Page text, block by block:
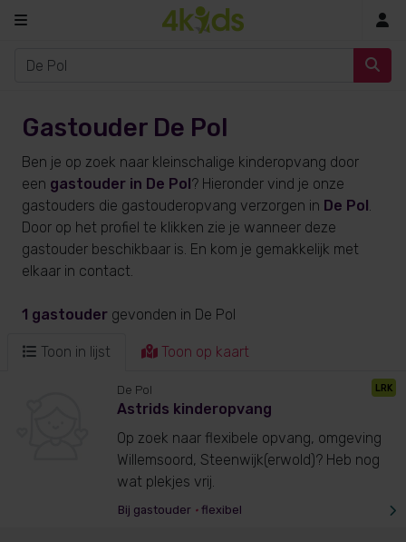
Gastouder De Pol
Ben je op zoek naar kleinschalige kinderopvang door
een gastouder in De Pol? Hieronder vind je onze
gastouders die gastouderopvang verzorgen in De Pol.
Door op het profiel te klikken zie je wanneer deze
gastouder beschikbaar is. En kom je gemakkelijk met
elkaar in contact.
1 gastouder gevonden in De Pol
Toon in lijst Toon op kaart
LRK
De Pol
Astrids kinderopvang
Op zoek naar flexibele opvang, omgeving
Willemsoord, Steenwijk(erwold)? Heb nog
wat plekjes vrij.
Bij gastouder •flexibel